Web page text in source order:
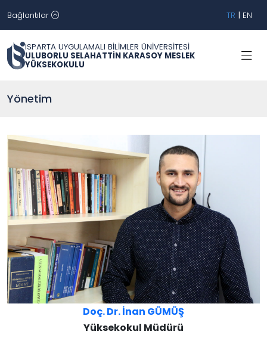
Bağlantılar TR | EN
ISPARTA UYGULAMALI BİLİMLER ÜNİVERSİTESİ
ULUBORLU SELAHATTİN KARASOY MESLEK
YÜKSEKOKULU
Yönetim
Doç. Dr. İnan GÜMÜŞ
Yüksekokul Müdürü